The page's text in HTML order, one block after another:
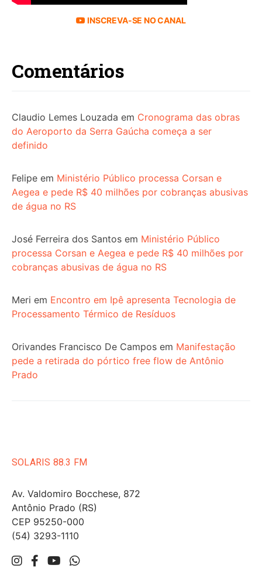
INSCREVA-SE NO CANAL
Comentários
Claudio Lemes Louzada em Cronograma das obras
do Aeroporto da Serra Gaúcha começa a ser
definido
Felipe em Ministério Público processa Corsan e
Aegea e pede R$ 40 milhões por cobranças abusivas
de água no RS
José Ferreira dos Santos em Ministério Público
processa Corsan e Aegea e pede R$ 40 milhões por
cobranças abusivas de água no RS
Meri em Encontro em Ipê apresenta Tecnologia de
Processamento Térmico de Resíduos
Orivandes Francisco De Campos em Manifestação
pede a retirada do pórtico free flow de Antônio
Prado
SOLARIS 88.3 FM
Av. Valdomiro Bocchese, 872
Antônio Prado (RS)
CEP 95250-000
(54) 3293-1110